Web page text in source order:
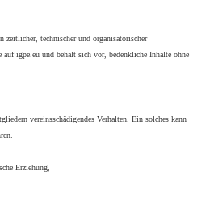
technischer und organisatorischer
igpe.eu und behält sich vor, bedenkliche Inhalte ohne
vereinsschädigendes Verhalten. Ein solches kann
Erziehung,